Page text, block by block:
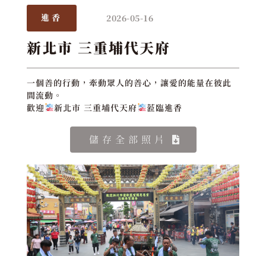
進香 2026-05-16
新北市 三重埔代天府
一個善的行動，牽動眾人的善心，讓愛的能量在彼此
間流動。
歡迎
新北市 三重埔代天府 蒞臨進香
儲存全部照片